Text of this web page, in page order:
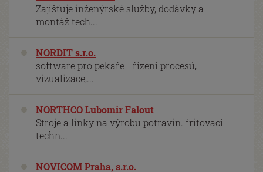
Zajišťuje inženýrské služby, dodávky a
montáž tech...
NORDIT s.r.o.
software pro pekaře - řízení procesů,
vizualizace,...
NORTHCO Lubomír Falout
Stroje a linky na výrobu potravin. fritovací
techn...
NOVICOM Praha, s.r.o.